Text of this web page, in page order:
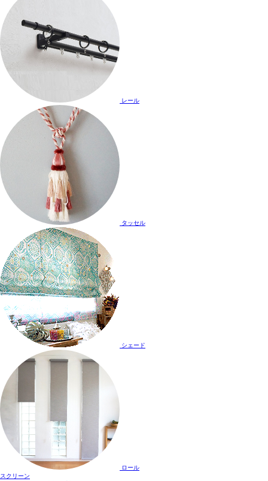
レール
タッセル
シェード
ロール
スクリーン